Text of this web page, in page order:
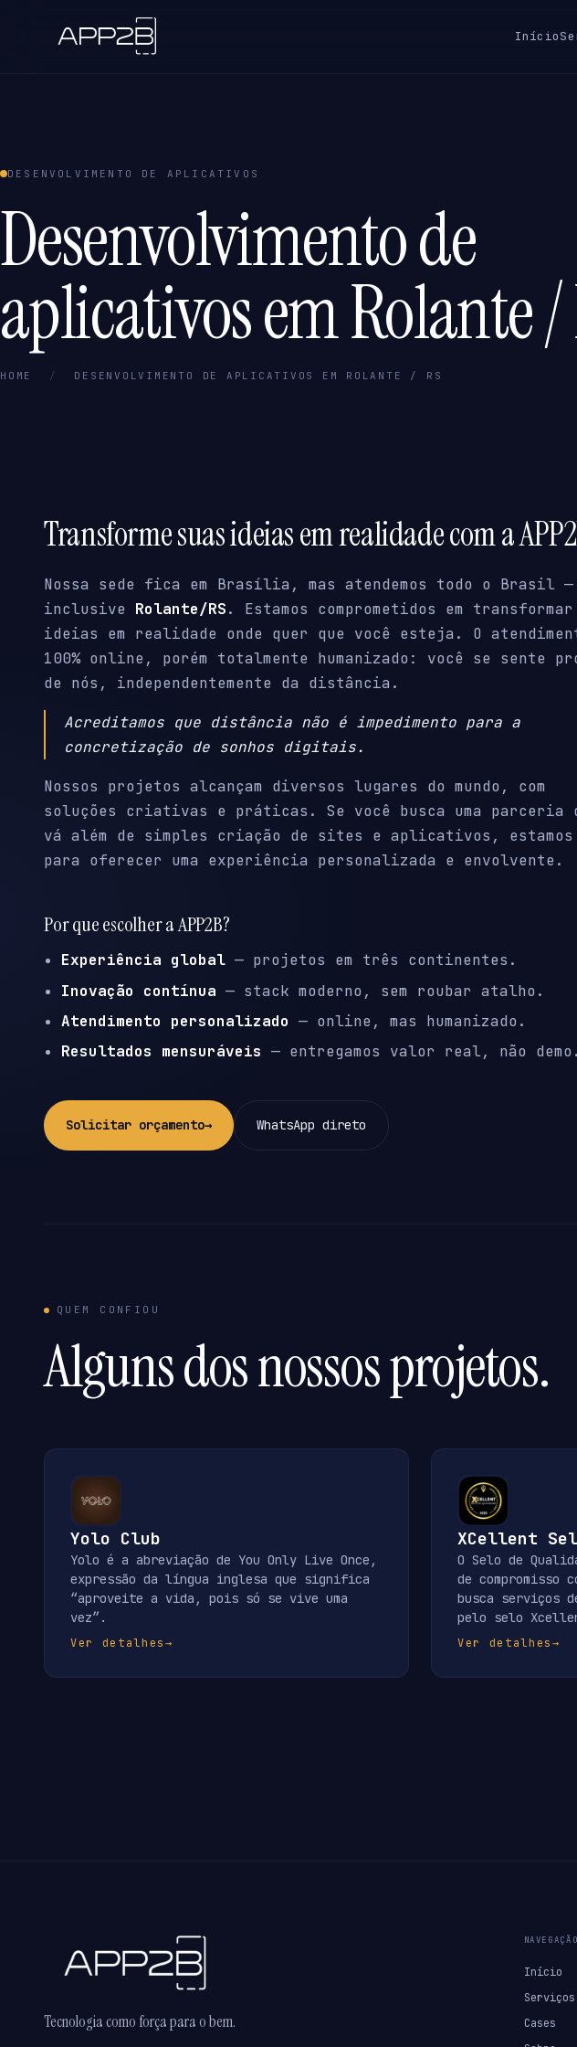
Início
DESENVOLVIMENTO DE APLICATIVOS
Desenvolvimento de
aplicativos em Rolante /
HOME / DESENVOLVIMENTO DE APLICATIVOS EM ROLANTE / RS
Transforme suas ideias em realidade com a
Nossa sede fica em Brasília, mas atendemos todo o Brasil —
inclusive Rolante/RS. Estamos comprometidos em
ideias em realidade onde quer que você esteja. O
100% online, porém totalmente humanizado: você se sente
de nós, independentemente da distância.
Acreditamos que distância não é impedimento para a
concretização de sonhos digitais.
Nossos projetos alcançam diversos lugares do mundo, com
soluções criativas e práticas. Se você busca uma parceria
vá além de simples criação de sites e aplicativos,
para oferecer uma experiência personalizada e envolvente.
Por que escolher a APP2B?
Experiência global — projetos em três continentes.
Inovação contínua — stack moderno, sem roubar atalho.
Atendimento personalizado — online, mas humanizado.
Resultados mensuráveis — entregamos valor real, não demo.
Solicitar orçamento→ WhatsApp direto
QUEM CONFIOU
Alguns dos nossos projetos.
Yolo Club
Yolo é a abreviação de You Only Live Once,
expressão da língua inglesa que significa
“aproveite a vida, pois só se vive uma
vez”.
Ver detalhes→
XCellent
O Selo de
de compromisso
busca serviços
pelo selo
Ver detalhes→
Tecnologia como força para o bem.
NAVEGAÇÃO
Início
Serviços
Cases